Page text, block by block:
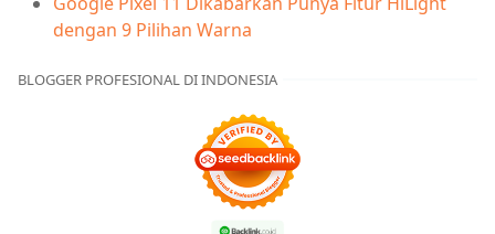
dengan 9 Pilihan Warna
BLOGGER PROFESIONAL DI INDONESIA